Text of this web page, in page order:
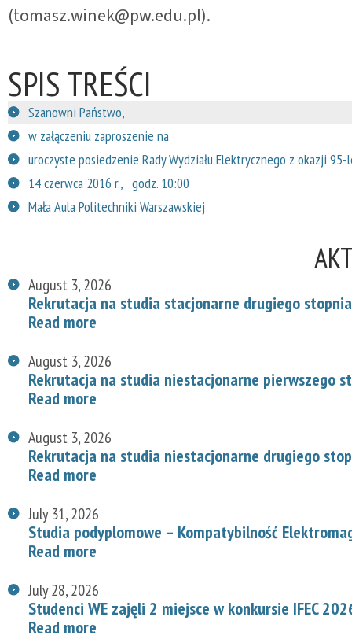
(tomasz.winek@pw.edu.pl).
SPIS TREŚCI
Szanowni Państwo,
w załączeniu zaproszenie na
uroczyste posiedzenie Rady Wydziału Elektrycznego z okazji 95-
14 czerwca 2016 r., godz. 10:00
Mała Aula Politechniki Warszawskiej
August 3, 2026
Rekrutacja na studia stacjonarne drugiego
Read more
August 3, 2026
Rekrutacja na studia niestacjonarne pierwszego
Read more
August 3, 2026
Rekrutacja na studia niestacjonarne drugiego
Read more
July 31, 2026
Studia podyplomowe – Kompatybilność
Read more
July 28, 2026
Studenci WE zajęli 2 miejsce w konkursie IFEC
Read more